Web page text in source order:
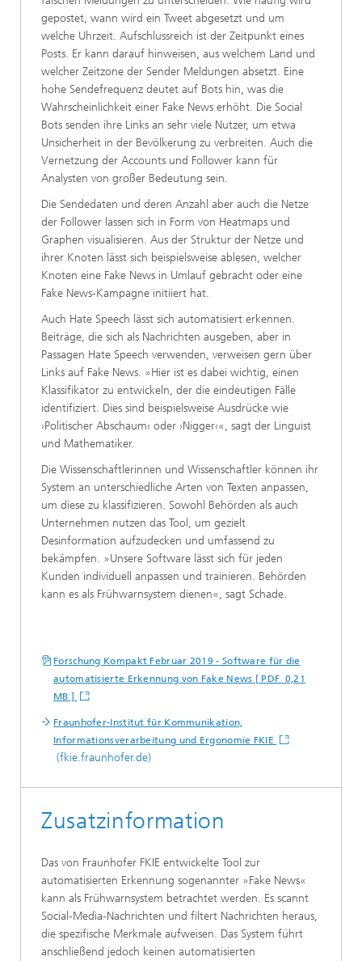
gepostet, wann wird ein Tweet abgesetzt und um
welche Uhrzeit. Aufschlussreich ist der Zeitpunkt eines
Posts. Er kann darauf hinweisen, aus welchem Land und
welcher Zeitzone der Sender Meldungen absetzt. Eine
hohe Sendefrequenz deutet auf Bots hin, was die
Wahrscheinlichkeit einer Fake News erhöht. Die Social
Bots senden ihre Links an sehr viele Nutzer, um etwa
Unsicherheit in der Bevölkerung zu verbreiten. Auch die
Vernetzung der Accounts und Follower kann für
Analysten von großer Bedeutung sein.
Die Sendedaten und deren Anzahl aber auch die Netze
der Follower lassen sich in Form von Heatmaps und
Graphen visualisieren. Aus der Struktur der Netze und
ihrer Knoten lässt sich beispielsweise ablesen, welcher
Knoten eine Fake News in Umlauf gebracht oder eine
Fake News-Kampagne initiiert hat.
Auch Hate Speech lässt sich automatisiert erkennen.
Beiträge, die sich als Nachrichten ausgeben, aber in
Passagen Hate Speech verwenden, verweisen gern über
Links auf Fake News. »Hier ist es dabei wichtig, einen
Klassifikator zu entwickeln, der die eindeutigen Fälle
identifiziert. Dies sind beispielsweise Ausdrücke wie
›Politischer Abschaum‹ oder ›Nigger‹«, sagt der Linguist
und Mathematiker.
Die Wissenschaftlerinnen und Wissenschaftler können ihr
System an unterschiedliche Arten von Texten anpassen,
um diese zu klassifizieren. Sowohl Behörden als auch
Unternehmen nutzen das Tool, um gezielt
Desinformation aufzudecken und umfassend zu
bekämpfen. »Unsere Software lässt sich für jeden
Kunden individuell anpassen und trainieren. Behörden
kann es als Frühwarnsystem dienen«, sagt Schade.
Forschung Kompakt Februar 2019 - Software für die
automatisierte Erkennung von Fake News [ PDF 0,21
MB ]
Fraunhofer-Institut für Kommunikation,
Informationsverarbeitung und Ergonomie FKIE
(fkie.fraunhofer.de)
Zusatzinformation
Das von Fraunhofer FKIE entwickelte Tool zur
automatisierten Erkennung sogenannter »Fake News«
kann als Frühwarnsystem betrachtet werden. Es scannt
Social-Media-Nachrichten und filtert Nachrichten heraus,
die spezifische Merkmale aufweisen. Das System führt
anschließend jedoch keinen automatisierten